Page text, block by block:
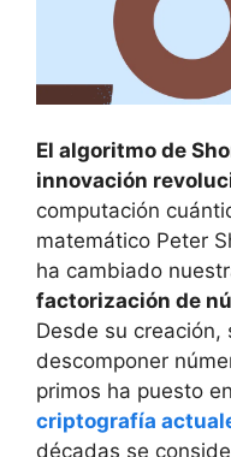
El algoritmo de
innovación
computación
matemático Peter
ha cambiado
factorización de
Desde su creación,
descomponer
primos ha puesto
criptografía
décadas se